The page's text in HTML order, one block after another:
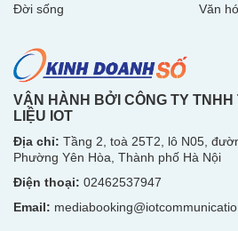
Đời sống
Văn
VẬN HÀNH BỞI CÔNG TY TNHH
LIỆU IOT
Địa chỉ: Tầng 2, toà 25T2, lô N05,
Phường Yên Hòa, Thành phố Hà Nội
Điện thoại: 02462537947
Email: